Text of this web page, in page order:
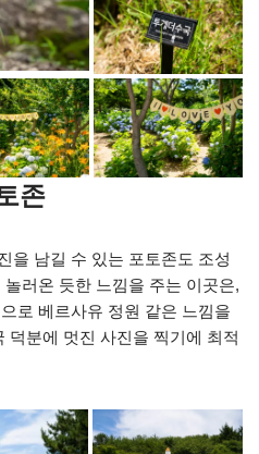
존
을 남길 수 있는 포토존도 조성
러온 듯한 느낌을 주는 이곳은,
로 베르사유 정원 같은 느낌을
덕분에 멋진 사진을 찍기에 최적